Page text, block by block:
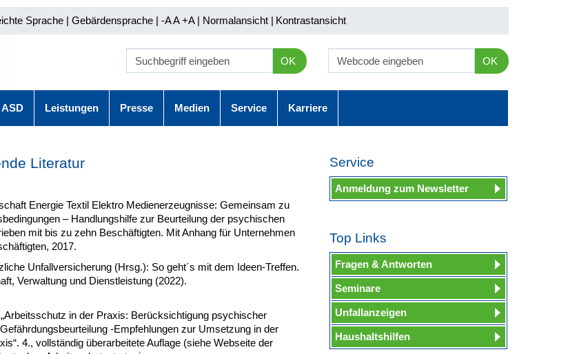
Sprache | Gebärdensprache | -A A+A | Normalansicht | Kontrastansicht
OK OK
ASD Leistungen Presse Medien Service Karriere
Literatur
Energie Textil Elektro Medienerzeugnisse: Gemeinsam zu
– Handlungshilfe zur Beurteilung der psychischen
mit bis zu zehn Beschäftigten. Mit Anhang für Unternehmen
2017.
Unfallversicherung (Hrsg.): So geht´s mit dem Ideen-Treffen.
Verwaltung und Dienstleistung (2022).
in der Praxis: Berücksichtigung psychischer
-Empfehlungen zur Umsetzung in der
4., vollständig überarbeitete Auflage (siehe Webseite der
Service
Anmeldung zum Newsletter
Top Links
Fragen & Antworten
Seminare
Unfallanzeigen
Haushaltshilfen